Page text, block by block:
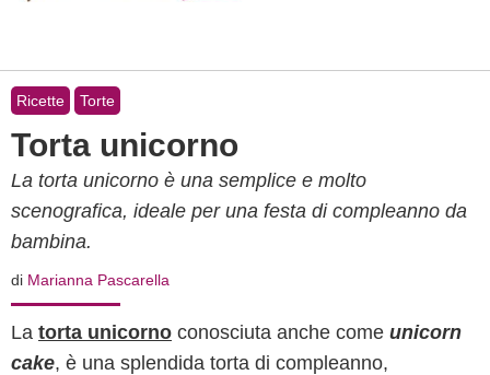
Ricette Torte
Torta unicorno
La torta unicorno è una semplice e molto
scenografica, ideale per una festa di compleanno da
bambina.
di Marianna Pascarella
La torta unicorno conosciuta anche come unicorn
cake, è una splendida torta di compleanno,